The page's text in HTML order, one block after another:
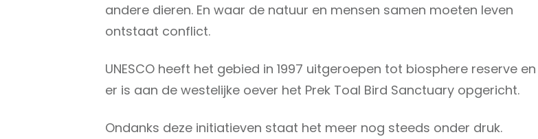
andere dieren. En waar de natuur en mensen samen moeten leven
ontstaat conflict.
UNESCO heeft het gebied in 1997 uitgeroepen tot biosphere reserve en
er is aan de westelijke oever het Prek Toal Bird Sanctuary opgericht.
Ondanks deze initiatieven staat het meer nog steeds onder druk.